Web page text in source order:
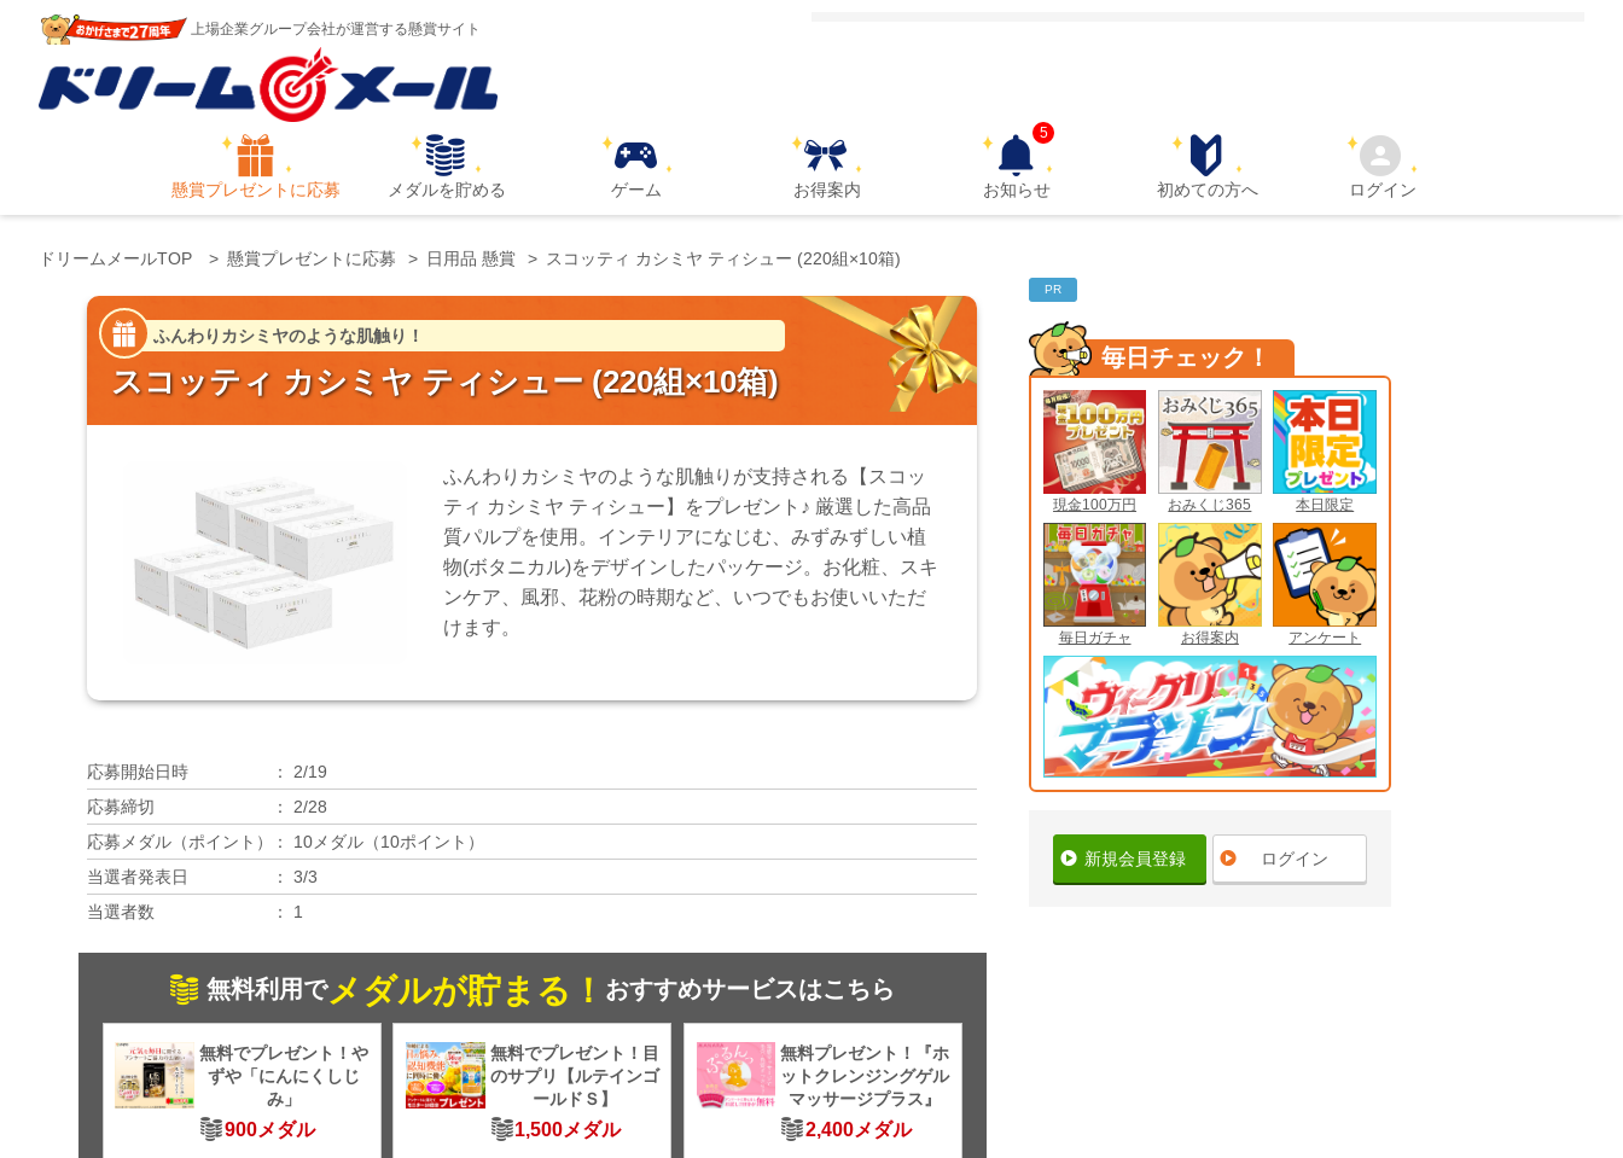
上場企業グループ会社が運営する懸賞サイト
懸賞プレゼントに応募 メダルを貯める ゲーム お得案内 お知らせ
5
初めての方へ ログイン
ドリームメールTOP 懸賞プレゼントに応募 日用品 懸賞 スコッティ カシミヤ ティシュー (220組×10箱)
ふんわりカシミヤのような肌触り！
スコッティ カシミヤ ティシュー (220組×10箱)
ふんわりカシミヤのような肌触りが支持される【スコッ
ティ カシミヤ ティシュー】をプレゼント♪ 厳選した高品
質パルプを使用。インテリアになじむ、みずみずしい植
物(ボタニカル)をデザインしたパッケージ。お化粧、スキ
ンケア、風邪、花粉の時期など、いつでもお使いいただ
けます。
応募開始日時
2/19
応募締切
2/28
応募メダル（ポイント）
10メダル（10ポイント）
当選者発表日
3/3
当選者数
1
無料利用でメダルが貯まる！ おすすめサービスはこちら
無料でプレゼント！や
ずや「にんにくしじ
み」
900メダル
無料でプレゼント！目
のサプリ【ルテインゴ
ールドＳ】
1,500メダル
無料プレゼント！『ホ
ットクレンジングゲル
マッサージプラス』
2,400メダル
PR
毎日チェック！
現金100万円 おみくじ365 本日限定
毎日ガチャ お得案内 アンケート
新規会員登録 ログイン